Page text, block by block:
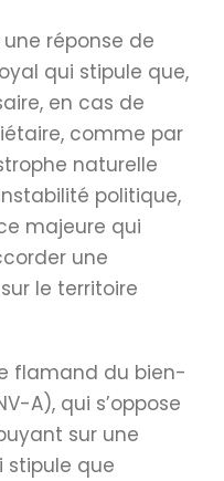
réponse de
qui stipule que,
en cas de
comme par
naturelle
politique,
majeure qui
une
le territoire
flamand du bien-
A), qui s’oppose
sur une
stipule que